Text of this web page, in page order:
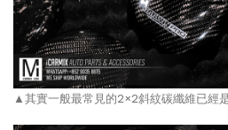
▲其實一般最常見的2×2斜紋碳纖維已經